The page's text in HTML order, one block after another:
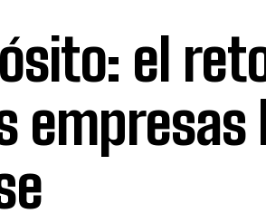
el
empresas